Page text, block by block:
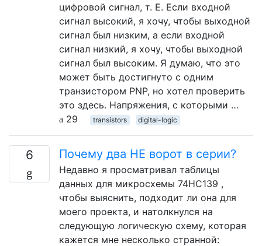
цифровой сигнал, т. Е. Если входной
сигнал высокий, я хочу, чтобы выходной
сигнал был низким, а если входной
сигнал низкий, я хочу, чтобы выходной
сигнал был высоким. Я думаю, что это
может быть достигнуто с одним
транзистором PNP, но хотел проверить
это здесь. Напряжения, с которыми …
29
transistors digital-logic
6 Почему два НЕ ворот в серии?
Недавно я просматривал таблицы
данных для микросхемы 74HC139 ,
чтобы выяснить, подходит ли она для
моего проекта, и натолкнулся на
следующую логическую схему, которая
кажется мне несколько странной: